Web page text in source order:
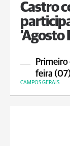
Castro
‘Agosto
feira
CAMPOS GERAIS